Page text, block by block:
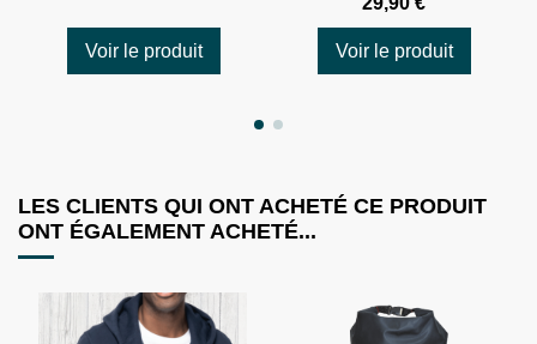
Voir le produit Voir le produit
LES CLIENTS QUI ONT ACHETÉ CE PRODUIT
ONT ÉGALEMENT ACHETÉ...